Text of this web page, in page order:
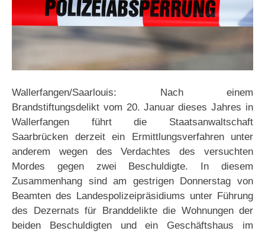
Wallerfangen/Saarlouis: Nach einem
Brandstiftungsdelikt vom 20. Januar dieses Jahres in
Wallerfangen führt die Staatsanwaltschaft
Saarbrücken derzeit ein Ermittlungsverfahren unter
anderem wegen des Verdachtes des versuchten
Mordes gegen zwei Beschuldigte. In diesem
Zusammenhang sind am gestrigen Donnerstag von
Beamten des Landespolizeipräsidiums unter Führung
des Dezernats für Branddelikte die Wohnungen der
beiden Beschuldigten und ein Geschäftshaus im